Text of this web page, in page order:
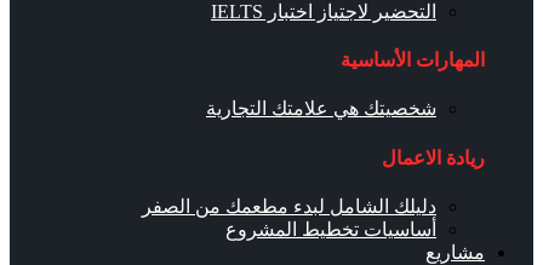
التحضير لاجتياز اختبار IELTS
المهارات الأساسية
شخصيتك هي علامتك التجارية
ريادة الاعمال
دليلك الشامل لبدء مطعمك من الصفر
أساسيات تخطيط المشروع
مشاريع